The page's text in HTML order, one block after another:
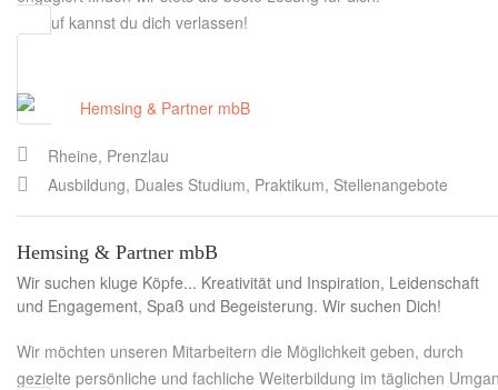
Darauf kannst du dich verlassen!
Rheine, Prenzlau
Ausbildung, Duales Studium, Praktikum, Stellenangebote
Hemsing & Partner mbB
Wir suchen kluge Köpfe... Kreativität und Inspiration, Leidenschaft
und Engagement, Spaß und Begeisterung. Wir suchen Dich!
Wir möchten unseren Mitarbeitern die Möglichkeit geben, durch
gezielte persönliche und fachliche Weiterbildung im täglichen